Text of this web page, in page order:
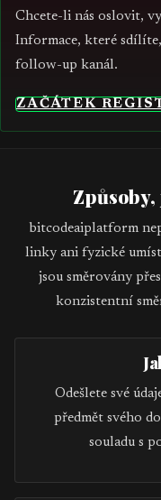
Chcete-li nás oslovit,
Informace, které
follow-up kanál.
ZAČÁTEK
bitcodeaiplatform
linky ani fyzické
jsou směrovány
konzistentní
Odešlete své
předmět svého
souladu s